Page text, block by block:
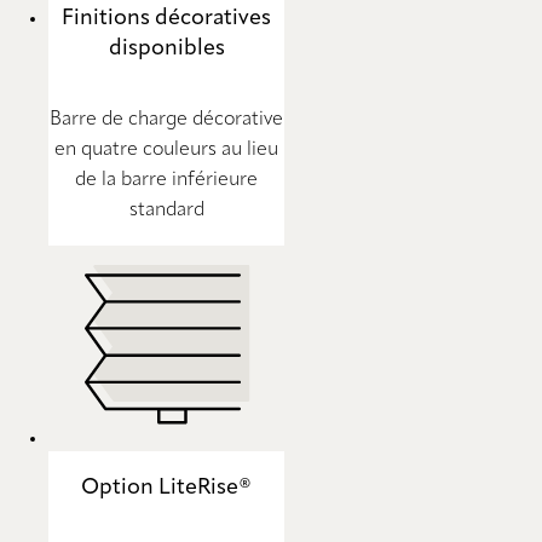
Finitions décoratives
disponibles
Barre de charge décorative
en quatre couleurs au lieu
de la barre inférieure
standard
Option LiteRise®